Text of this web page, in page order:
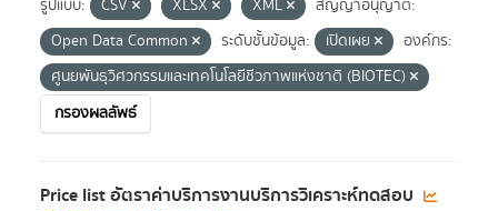
รูปแบบ: CSV XLSX XML
สัญญาอนุญาต:
Open Data Common
ระดับชั้นข้อมูล: เปิดเผย
องค์กร:
ศูนยพันธุวิศวกรรมและเทคโนโลยีชีวภาพแห่งชาติ (BIOTEC)
กรองผลลัพธ์
Price list อัตราค่าบริการงานบริการวิเคราะห์ทดสอบ